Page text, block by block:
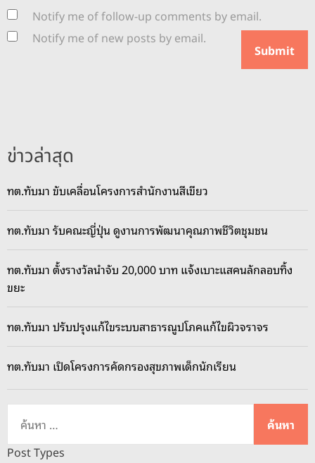
Notify me of follow-up comments by email.
Notify me of new posts by email.
ข่าวล่าสุด
ทต.ทับมา ขับเคลื่อนโครงการสำนักงานสีเขียว
ทต.ทับมา รับคณะญี่ปุ่น ดูงานการพัฒนาคุณภาพชีวิตชุมชน
ทต.ทับมา ตั้งรางวัลนำจับ 20,000 บาท แจ้งเบาะแสคนลักลอบทิ้ง
ขยะ
ทต.ทับมา ปรับปรุงแก้ไขระบบสาธารณูปโภคแก้ไขผิวจราจร
ทต.ทับมา เปิดโครงการคัดกรองสุขภาพเด็กนักเรียน
ห
Post Types